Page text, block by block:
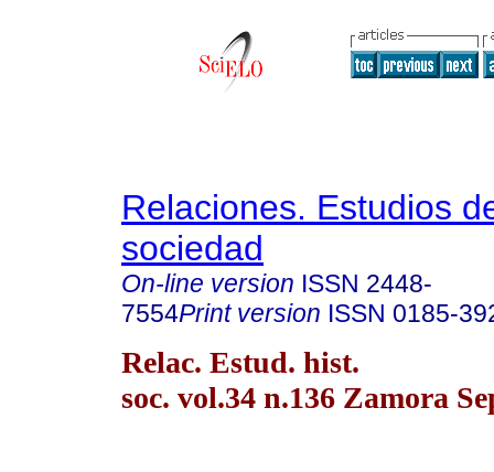
Relaciones. Estudios
sociedad
On-line version ISSN 2448-
7554Print version ISSN 0185-
Relac. Estud. hist.
soc. vol.34 n.136 Zamora